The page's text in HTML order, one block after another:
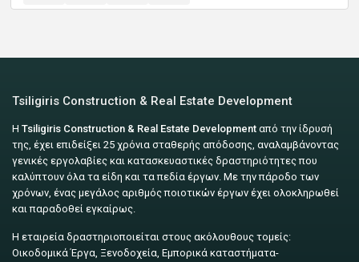
Tsiligiris Construction & Real Estate Development
ΗTsiligiris Construction & Real Estate Development από την ίδρυσή
της, έχει επιδείξει 25 χρόνια σταθερής απόδοσης, αναλαμβάνοντας
γενικές εργολαβίες και κατασκευαστικές δραστηριότητες που
καλύπτουν όλα τα είδη και τα πεδία έργων. Με την πάροδο των
χρόνων, ένας μεγάλος αριθμός ποιοτικών έργων έχει ολοκληρωθεί
και παραδοθεί εγκαίρως.
Η εταιρεία δραστηριοποιείται στους ακόλουθους τομείς:
Οικοδομικά Έργα, Ξενοδοχεία, Εμπορικά καταστήματα-